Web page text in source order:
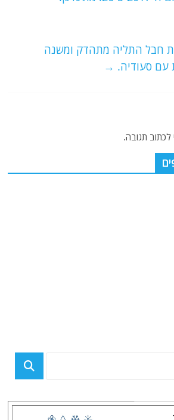
o
k
חבל התליה מתהדק ומשנה
עם סעודיה. →
לכתוב תגובה.